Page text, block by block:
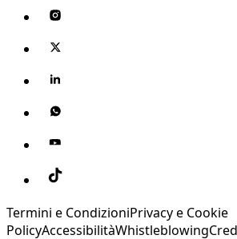
Termini e CondizioniPrivacy e Cookie
PolicyAccessibilitàWhistleblowing